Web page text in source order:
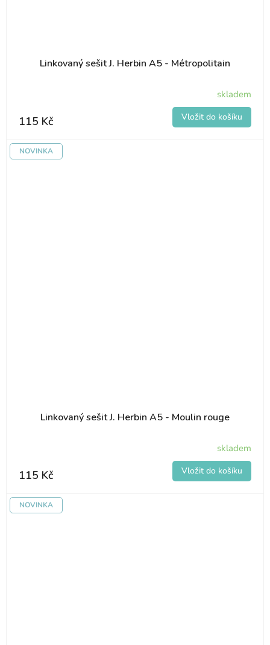
Linkovaný sešit J. Herbin A5 - Métropolitain
skladem
115 Kč
NOVINKA
Linkovaný sešit J. Herbin A5 - Moulin rouge
skladem
115 Kč
NOVINKA